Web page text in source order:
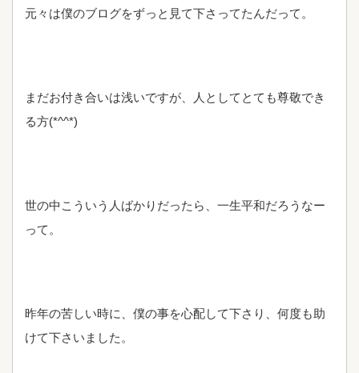
元々は僕のブログをずっと見て下さってたんだって。
まだお付き合いは浅いですが、人としてとても尊敬でき
る方(*^^*)
世の中こういう人ばかりだったら、一生平和だろうなー
って。
昨年の苦しい時に、僕の事を心配して下さり、何度も助
けて下さいました。